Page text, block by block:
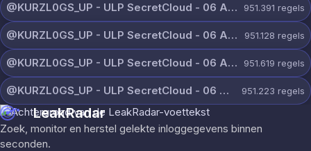
@KURZL0GS_UP - ULP SecretCloud - 06 August 2026 (9).txt 951.391 regels
@KURZL0GS_UP - ULP SecretCloud - 06 August 2026 (8).txt 951.128 regels
@KURZL0GS_UP - ULP SecretCloud - 06 August 2026 (7).txt 951.619 regels
@KURZL0GS_UP - ULP SecretCloud - 06 August 2026 (6).txt 951.223 regels
LeakRadar
Zoek, monitor en herstel gelekte inloggegevens binnen
seconden.